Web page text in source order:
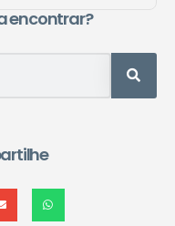
encontrar?